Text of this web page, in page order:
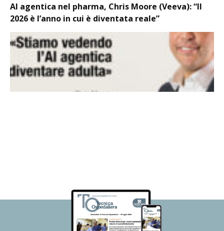
AI agentica nel pharma, Chris Moore (Veeva): “Il
2026 è l’anno in cui è diventata reale”